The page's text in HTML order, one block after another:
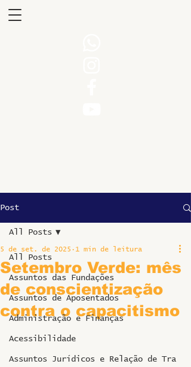
Post
All Posts
Assuntos das Fundações
Assuntos de Aposentados
Administração e Finanças
Acessibilidade
Assuntos Jurídicos e Relação de Tra
All Posts
Setembro Verde: mês
de conscientização
contra o capacitismo
5 de set. de 2025 1 min de leitura